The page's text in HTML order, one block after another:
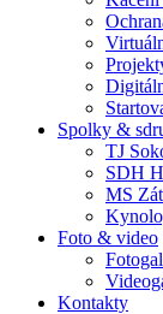
Spolky &
TJ
SDH
MS
Foto & video
Kontakty